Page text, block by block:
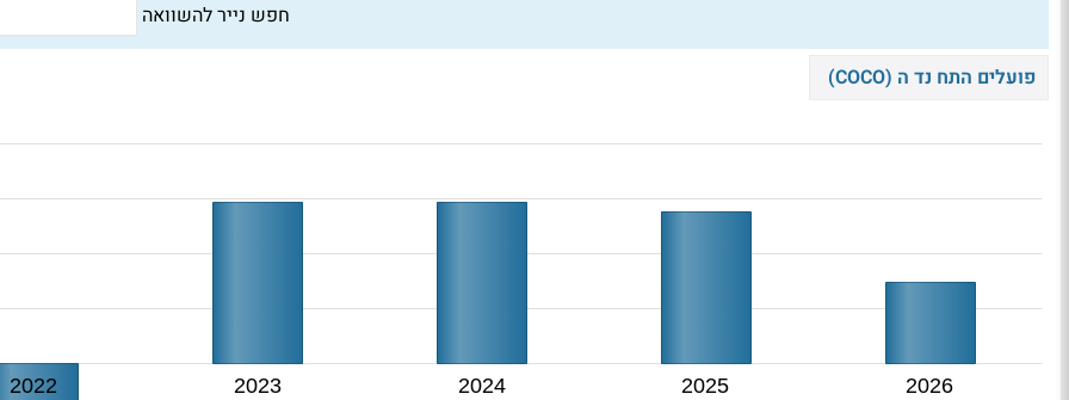
חפש נייר להשוואה
פועלים התח נד ה (COCO)
2022 2023 2024 2025 2026